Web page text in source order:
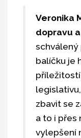
Veronika
dopravu
schválený
balíčku je
zbavit se
a to i přes
vylepšení